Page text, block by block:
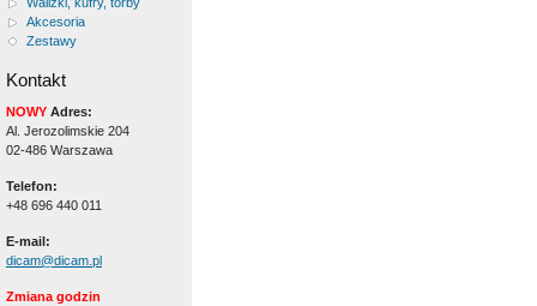
Akcesoria
Zestawy
Kontakt
NOWY Adres:
Al. Jerozolimskie 204
02-486 Warszawa
Telefon:
+48 696 440 011
E-mail:
dicam@dicam.pl
Zmiana godzin